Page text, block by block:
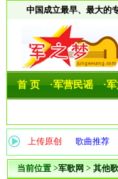
中国成立最早、最大的
首 页 ·军营民谣 ·
上传原创 歌曲推荐
当前位置 >军歌网>其他